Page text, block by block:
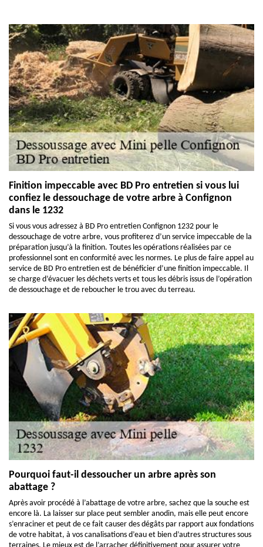
Finition impeccable avec BD Pro entretien si vous lui
confiez le dessouchage de votre arbre à Confignon
dans le 1232
Si vous vous adressez à BD Pro entretien Confignon 1232 pour le
dessouchage de votre arbre, vous profiterez d’un service impeccable de la
préparation jusqu’à la finition. Toutes les opérations réalisées par ce
professionnel sont en conformité avec les normes. Le plus de faire appel au
service de BD Pro entretien est de bénéficier d’une finition impeccable. Il
se charge d’évacuer les déchets verts et tous les débris issus de l’opération
de dessouchage et de reboucher le trou avec du terreau.
Pourquoi faut-il dessoucher un arbre après son
abattage ?
Après avoir procédé à l’abattage de votre arbre, sachez que la souche est
encore là. La laisser sur place peut sembler anodin, mais elle peut encore
s’enraciner et peut de ce fait causer des dégâts par rapport aux fondations
de votre habitat, à vos canalisations d’eau et bien d’autres structures sous